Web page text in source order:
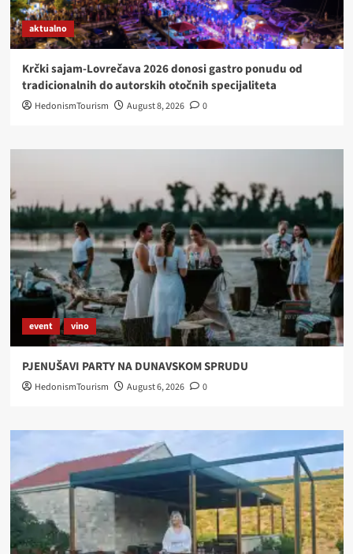
aktualno
Krčki sajam-Lovrečava 2026 donosi gastro ponudu od
tradicionalnih do autorskih otočnih specijaliteta
HedonismTourism August 8, 2026 0
event vino
PJENUŠAVI PARTY NA DUNAVSKOM SPRUDU
HedonismTourism August 6, 2026 0